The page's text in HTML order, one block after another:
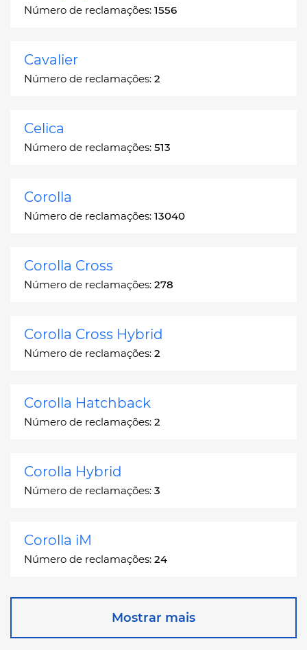
Número de reclamações: 1556
Cavalier
Número de reclamações: 2
Celica
Número de reclamações: 513
Corolla
Número de reclamações: 13040
Corolla Cross
Número de reclamações: 278
Corolla Cross Hybrid
Número de reclamações: 2
Corolla Hatchback
Número de reclamações: 2
Corolla Hybrid
Número de reclamações: 3
Corolla iM
Número de reclamações: 24
Mostrar mais